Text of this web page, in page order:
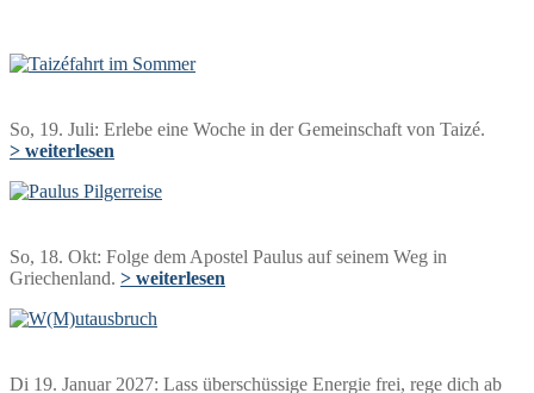
So, 19. Juli: Erlebe eine Woche in der Gemeinschaft von Taizé.
> weiterlesen
So, 18. Okt: Folge dem Apostel Paulus auf seinem Weg in
Griechenland. > weiterlesen
Di 19. Januar 2027: Lass überschüssige Energie frei, rege dich ab